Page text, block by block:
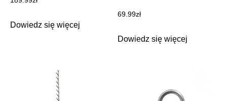
Dowiedz się więcej
69.99zł
Dowiedz się więcej